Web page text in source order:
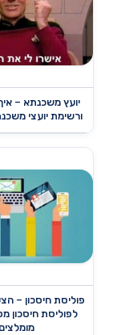
יועץ משכנתא –
ורשימת יועצי
פוליסת חיסכון –
לפוליסת חיסכון
מומלצים